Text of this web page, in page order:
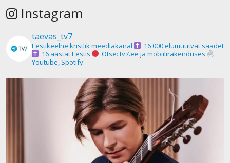
Instagram
taevas_tv7
Eestikeelne kristlik meediakanal
16 000 elumuutvat saadet
16 aastat Eestis
Otse: tv7.ee ja mobiilirakenduses
Youtube, Spotify